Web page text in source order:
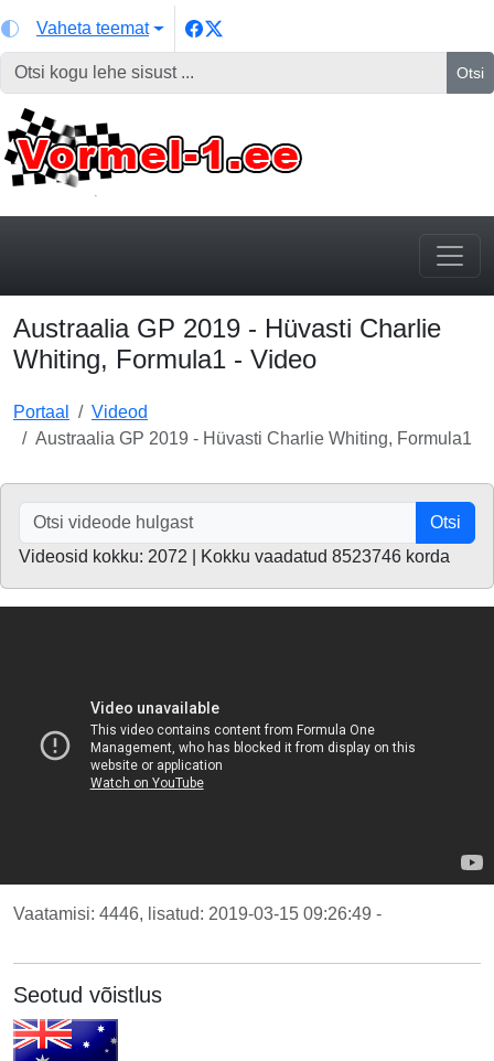
Vaheta teemat
Otsi
Austraalia GP 2019 - Hüvasti Charlie
Whiting, Formula1 - Video
Portaal
Videod
Austraalia GP 2019 - Hüvasti Charlie Whiting, Formula1
Otsi
Videosid kokku: 2072 | Kokku vaadatud 8523746 korda
Vaatamisi: 4446, lisatud: 2019-03-15 09:26:49 -
Seotud võistlus